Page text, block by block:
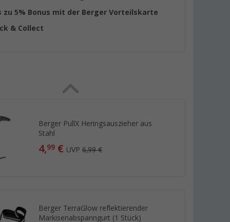
zu 5% Bonus mit der Berger Vorteilskarte
& Collect
Berger PullX Heringsauszieher aus
Stahl
4,99 € UVP6,99 €
Berger TerraGlow reflektierender
Markisenabspanngurt (1 Stück)